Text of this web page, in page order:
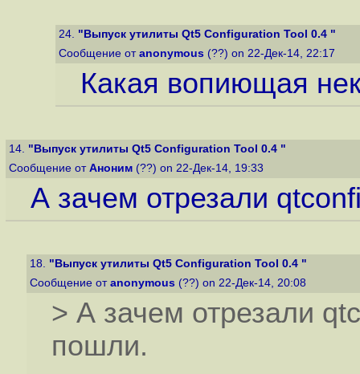
24. "Выпуск утилиты Qt5 Configuration Tool 0.4 "
Сообщение от anonymous (??) on 22-Дек-14, 22:17
Какая вопиющая
14. "Выпуск утилиты Qt5 Configuration Tool 0.4 "
Сообщение от Аноним (??) on 22-Дек-14, 19:33
А зачем отрезали
18. "Выпуск утилиты Qt5 Configuration Tool 0.4 "
Сообщение от anonymous (??) on 22-Дек-14, 20:08
> А зачем отрезали
пошли.